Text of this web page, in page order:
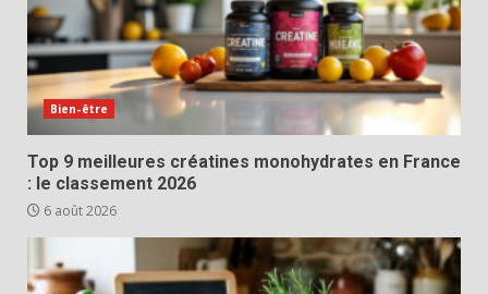
Bien-être
Top 9 meilleures créatines monohydrates en France
: le classement 2026
6 août 2026